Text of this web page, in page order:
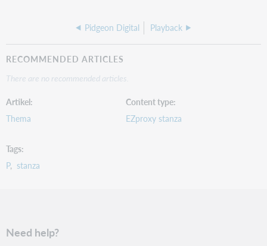
Pidgeon Digital Playback
RECOMMENDED ARTICLES
There are no recommended articles.
Artikel
Thema
Content type
EZproxy stanza
Tags
P stanza
Need help?